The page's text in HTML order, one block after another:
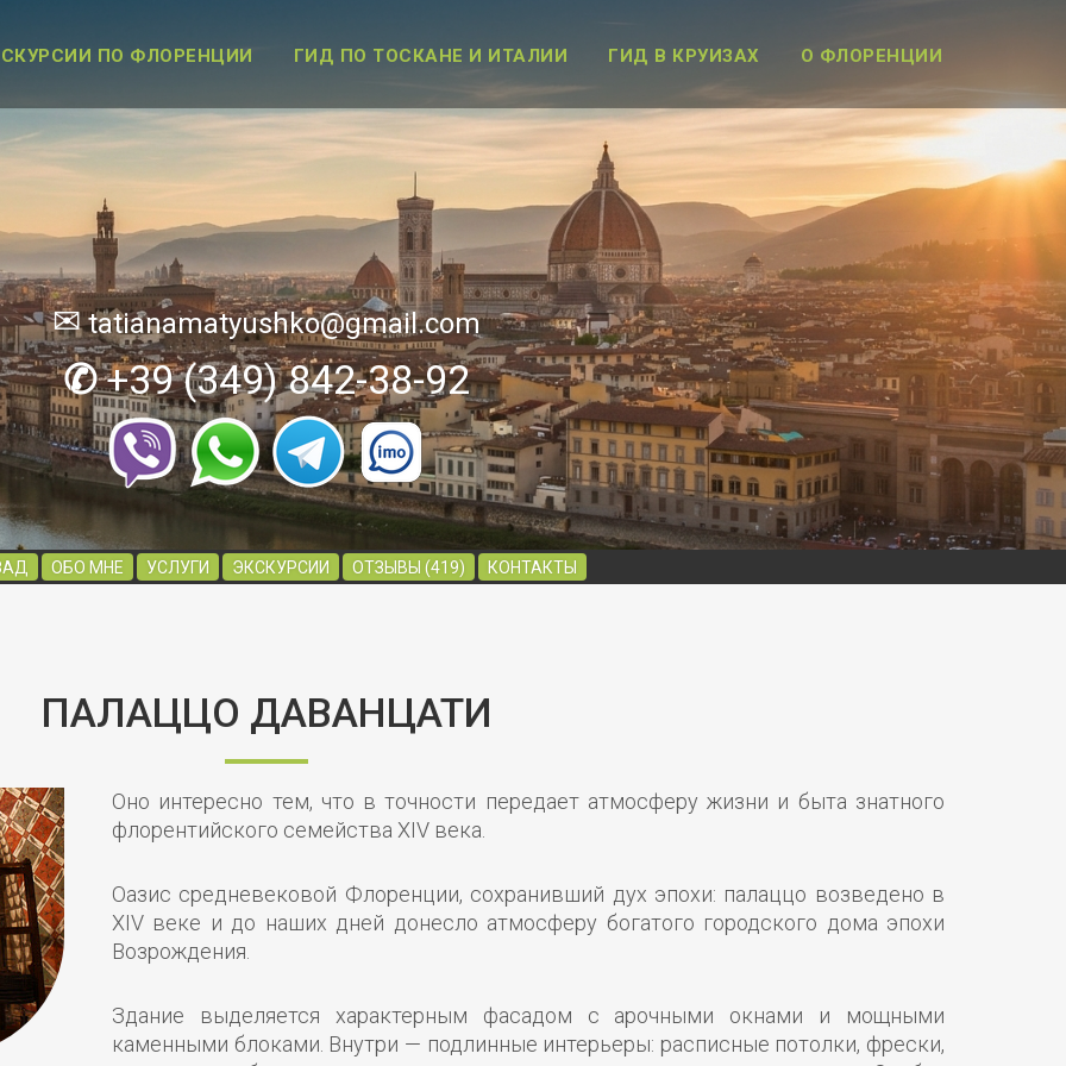
ПО ФЛОРЕНЦИИ ГИД ПО ТОСКАНЕ И ИТАЛИИ ГИД В КРУИЗАХ О ФЛОРЕНЦИИ
✉ tatianamatyushko@gmail.com
✆+39 (349) 842-38-92
ОБО МНЕ УСЛУГИ ЭКСКУРСИИ ОТЗЫВЫ (419) КОНТАКТЫ
ПАЛАЦЦО ДАВАНЦАТИ
Оно интересно тем, что в точности передает атмосферу жизни и быта знатного
флорентийского семейства XIV века.
Оазис средневековой Флоренции, сохранивший дух эпохи: палаццо возведено в
XIV веке и до наших дней донесло атмосферу богатого городского дома эпохи
Возрождения.
Здание выделяется характерным фасадом с арочными окнами и мощными
каменными блоками. Внутри — подлинные интерьеры: расписные потолки, фрески,